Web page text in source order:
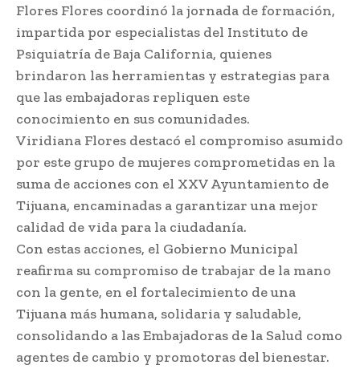
Flores Flores coordinó la jornada de formación,
impartida por especialistas del Instituto de
Psiquiatría de Baja California, quienes
brindaron las herramientas y estrategias para
que las embajadoras repliquen este
conocimiento en sus comunidades.
Viridiana Flores destacó el compromiso asumido
por este grupo de mujeres comprometidas en la
suma de acciones con el XXV Ayuntamiento de
Tijuana, encaminadas a garantizar una mejor
calidad de vida para la ciudadanía.
Con estas acciones, el Gobierno Municipal
reafirma su compromiso de trabajar de la mano
con la gente, en el fortalecimiento de una
Tijuana más humana, solidaria y saludable,
consolidando a las Embajadoras de la Salud como
agentes de cambio y promotoras del bienestar.